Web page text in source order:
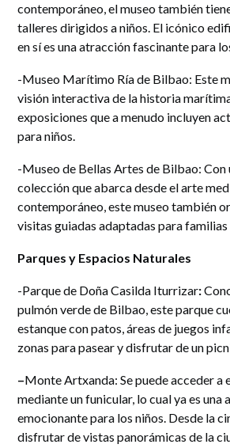
contemporáneo, el museo también
talleres dirigidos a niños. El icónico
en sí es una atracción fascinante para
-Museo Marítimo Ría de Bilbao: Este
visión interactiva de la historia
exposiciones que a menudo incluyen
para niños.
-Museo de Bellas Artes de Bilbao: Con
colección que abarca desde el arte
contemporáneo, este museo también
visitas guiadas adaptadas para familias
Parques y Espacios Naturales
-Parque de Doña Casilda Iturrizar:
pulmón verde de Bilbao, este parque
estanque con patos, áreas de juegos
zonas para pasear y disfrutar de un
–Monte Artxanda: Se puede acceder a
mediante un funicular, lo cual ya es una
emocionante para los niños. Desde la
disfrutar de vistas panorámicas de la